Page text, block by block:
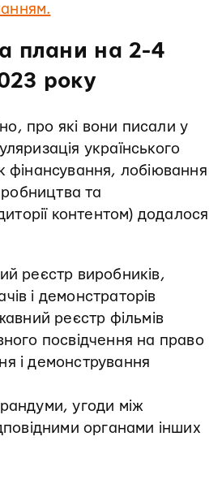
плани на 2-4
року
про які вони писали у
українського
фінансування, лобіювання
та
контентом) додалося
реєстр виробників,
і демонстраторів
реєстр фільмів
посвідчення на право
і демонстрування
угоди між
органами інших